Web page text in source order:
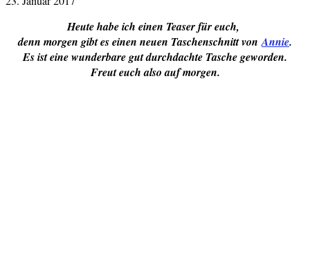
Heute habe ich einen Teaser für euch,
denn morgen gibt es einen neuen Taschenschnitt vonAnnie.
Es ist eine wunderbare gut durchdachte Tasche geworden.
Freut euch also auf morgen.